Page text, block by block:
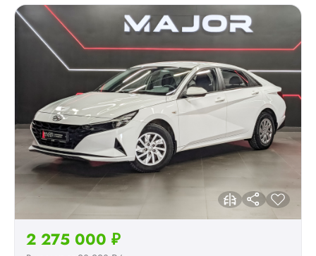
2 275 000 ₽